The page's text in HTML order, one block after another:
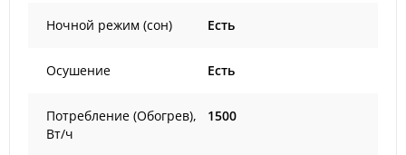
Ночной режим (сон) Есть
Осушение Есть
Потребление (Обогрев),
Вт/ч
1500